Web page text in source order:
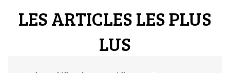
LES ARTICLES LES PLUS
LUS